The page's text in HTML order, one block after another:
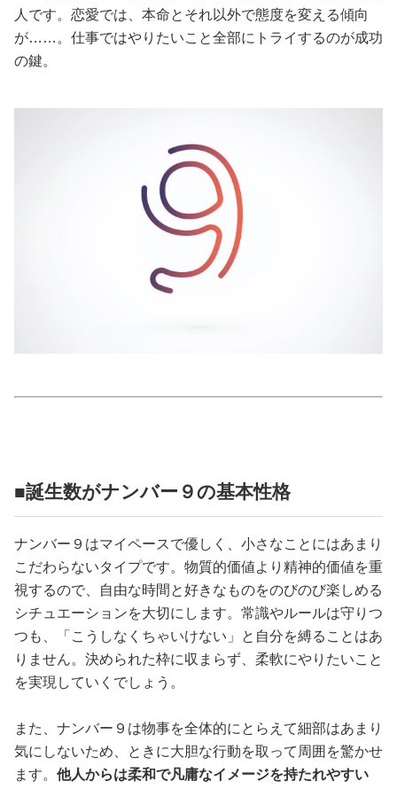
美容/健康
ココロ/カラダ
ゲーム
人です。恋愛では、本命とそれ以外で態度を変える傾向
が……。仕事ではやりたいこと全部にトライするのが成功
の鍵。
■誕生数がナンバー９の基本性格
ナンバー９はマイペースで優しく、小さなことにはあまり
こだわらないタイプです。物質的価値より精神的価値を重
視するので、自由な時間と好きなものをのびのび楽しめる
シチュエーションを大切にします。常識やルールは守りつ
つも、「こうしなくちゃいけない」と自分を縛ることはあ
りません。決められた枠に収まらず、柔軟にやりたいこと
を実現していくでしょう。
また、ナンバー９は物事を全体的にとらえて細部はあまり
気にしないため、ときに大胆な行動を取って周囲を驚かせ
ます。 他人からは柔和で凡庸なイメージを持たれやすい